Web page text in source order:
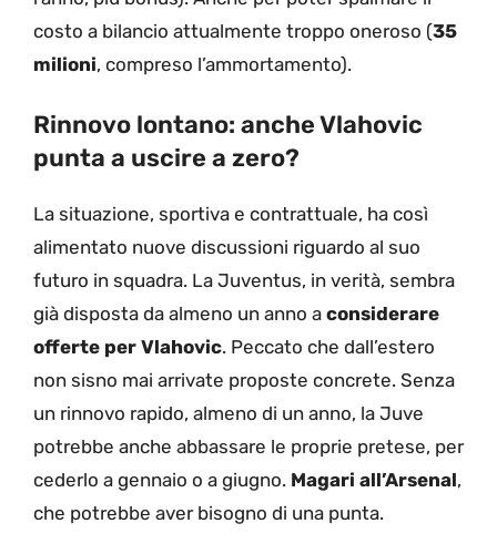
costo a bilancio attualmente troppo oneroso (35
milioni, compreso l’ammortamento).
Rinnovo lontano: anche Vlahovic
punta a uscire a zero?
La situazione, sportiva e contrattuale, ha così
alimentato nuove discussioni riguardo al suo
futuro in squadra. La Juventus, in verità, sembra
già disposta da almeno un anno a considerare
offerte per Vlahovic. Peccato che dall’estero
non sisno mai arrivate proposte concrete. Senza
un rinnovo rapido, almeno di un anno, la Juve
potrebbe anche abbassare le proprie pretese, per
cederlo a gennaio o a giugno. Magari all’Arsenal,
che potrebbe aver bisogno di una punta.